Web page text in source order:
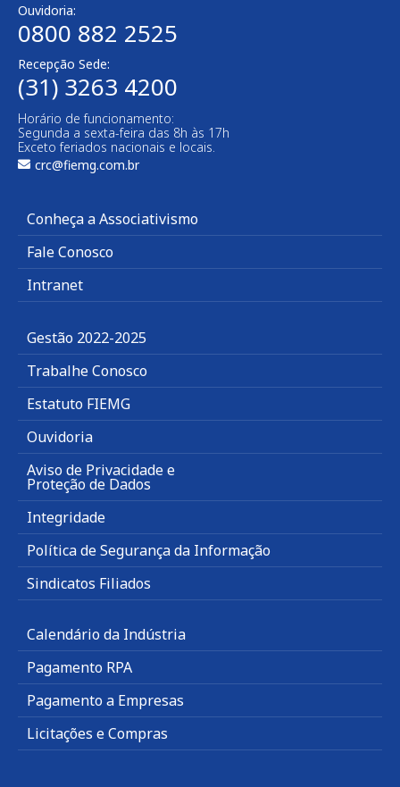
Ouvidoria:
0800 882 2525
Recepção Sede:
(31) 3263 4200
Horário de funcionamento:
Segunda a sexta-feira das 8h às 17h
Exceto feriados nacionais e locais.
crc@fiemg.com.br
Conheça a Associativismo
Fale Conosco
Intranet
Gestão 2022-2025
Trabalhe Conosco
Estatuto FIEMG
Ouvidoria
Aviso de Privacidade e
Proteção de Dados
Integridade
Política de Segurança da Informação
Sindicatos Filiados
Calendário da Indústria
Pagamento RPA
Pagamento a Empresas
Licitações e Compras